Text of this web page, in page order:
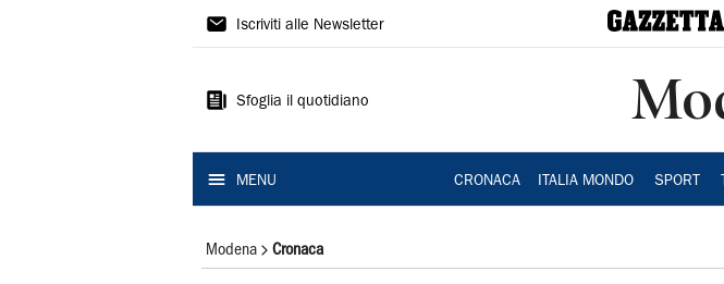
Gazzetta
Modena
Iscriviti alle Newsletter
Sfoglia il quotidiano
MENU CRONACA ITALIA MONDO SPORT
Modena Cronaca